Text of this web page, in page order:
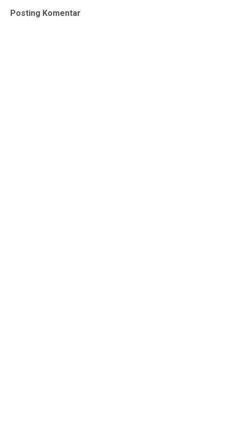
Posting Komentar